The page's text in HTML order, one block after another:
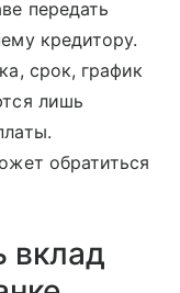
передать
кредитору.
срок, график
лишь
обратиться
вклад